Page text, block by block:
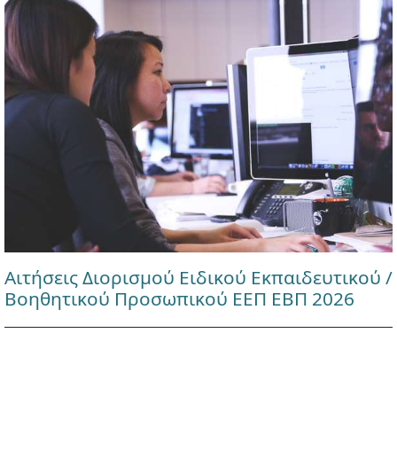
Αιτήσεις Διορισμού Ειδικού Εκπαιδευτικού /
Βοηθητικού Προσωπικού ΕΕΠ ΕΒΠ 2026